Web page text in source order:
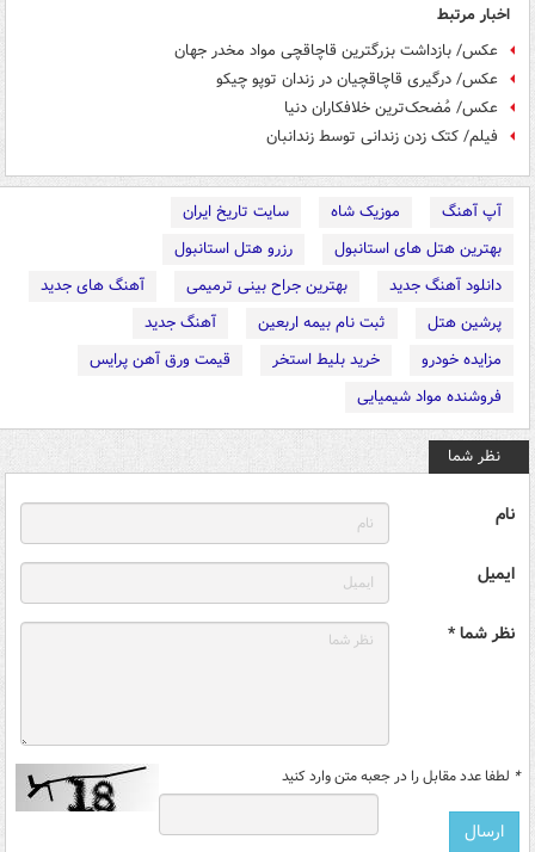
اخبار مرتبط
عکس/ بازداشت بزرگترین قاچاقچی مواد مخدر جهان
عکس/ درگیری قاچاقچیان در زندان توپو چیکو
عکس/ مُضحک‌ترین خلافکاران دنیا
فیلم/ کتک زدن زندانی توسط زندانبان
آپ آهنگ موزیک شاه
سایت تاریخ ایران
بهترین هتل های استانبول
رزرو هتل استانبول
دانلود آهنگ جدید
بهترین جراح بینی ترمیمی
آهنگ های جدید
پرشین هتل
ثبت نام بیمه اربعین
آهنگ جدید
مزایده خودرو
خرید بلیط استخر
قیمت ورق آهن پرایس
فروشنده مواد شیمیایی
نظر شما
نام
ایمیل
نظر شما *
* لطفا عدد مقابل را در جعبه متن وارد کنید